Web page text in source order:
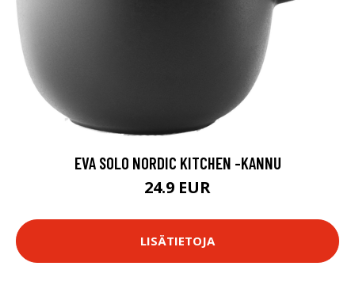
EVA SOLO NORDIC KITCHEN -KANNU
24.9 EUR
LISÄTIETOJA